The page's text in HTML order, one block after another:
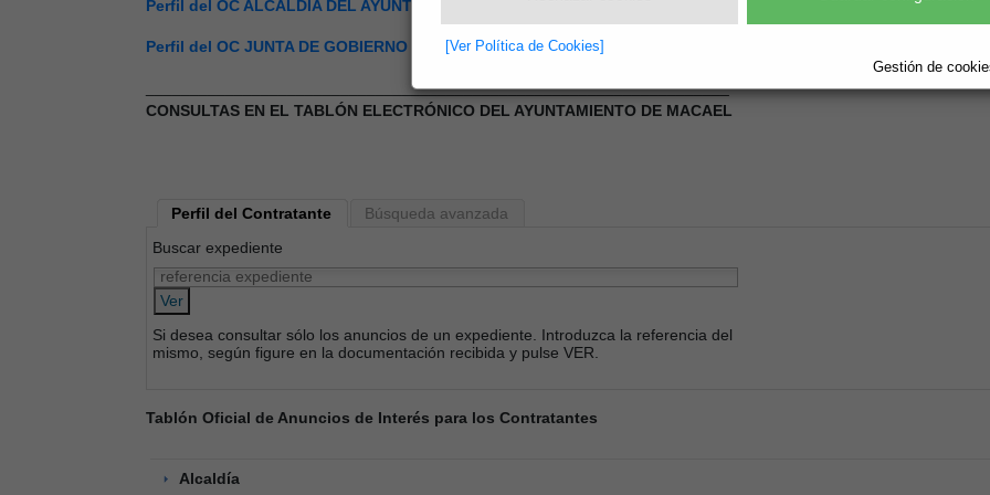
[Ver Política de Cookies]
Gestión de
Perfil del OC ALCALDÍA DEL AYUNTAMIENTO DE MACAEL en la PCSP
Perfil del OC JUNTA DE GOBIERNO DEL AYUNTAMIENTO DE MACAEL en la PCSP
__________________________________________________________________
CONSULTAS EN EL TABLÓN ELECTRÓNICO DEL AYUNTAMIENTO DE MACAEL
Perfil del Contratante
Búsqueda avanzada
Buscar expediente
Ver
Si desea consultar sólo los anuncios de un expediente. Introduzca la referencia del
mismo, según figure en la documentación recibida y pulse VER.
Tablón Oficial de Anuncios de Interés para los Contratantes
Alcaldía